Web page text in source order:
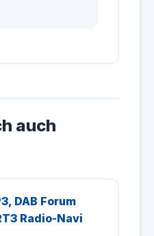
auch
DAB Forum
Radio-Navi